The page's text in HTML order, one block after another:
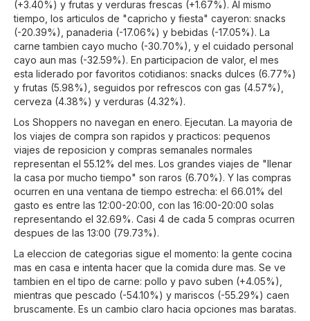
(+3.40%) y frutas y verduras frescas (+1.67%). AI mismo
tiempo, los articulos de "capricho y fiesta" cayeron: snacks
(-20.39%), panaderia (-17.06%) y bebidas (-17.05%). La
carne tambien cayo mucho (-30.70%), y el cuidado personal
cayo aun mas (-32.59%). En participacion de valor, el mes
esta liderado por favoritos cotidianos: snacks dulces (6.77%)
y frutas (5.98%), seguidos por refrescos con gas (4.57%),
cerveza (4.38%) y verduras (4.32%).
Los Shoppers no navegan en enero. Ejecutan. La mayoria de
los viajes de compra son rapidos y practicos: pequenos
viajes de reposicion y compras semanales normales
representan el 55.12% del mes. Los grandes viajes de "llenar
la casa por mucho tiempo" son raros (6.70%). Y las compras
ocurren en una ventana de tiempo estrecha: el 66.01% del
gasto es entre las 12:00-20:00, con las 16:00-20:00 solas
representando el 32.69%. Casi 4 de cada 5 compras ocurren
despues de las 13:00 (79.73%).
La eleccion de categorias sigue el momento: la gente cocina
mas en casa e intenta hacer que la comida dure mas. Se ve
tambien en el tipo de carne: pollo y pavo suben (+4.05%),
mientras que pescado (-54.10%) y mariscos (-55.29%) caen
bruscamente. Es un cambio claro hacia opciones mas baratas.